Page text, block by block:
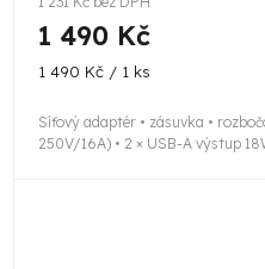
1 490 Kč
Měrná
1 490 Kč / 1 ks
Síťový adaptér • zásuvka •
250V/16A) • 2 × USB-A výstup